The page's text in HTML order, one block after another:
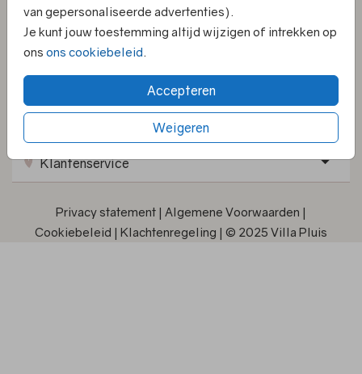
van gepersonaliseerde advertenties).
Je kunt jouw toestemming altijd wijzigen of intrekken op
ons ons cookiebeleid
Accepteren
Weigeren
Klantenservice
Privacy statement | Algemene Voorwaarden |
Cookiebeleid | Klachtenregeling | © 2025 Villa Pluis